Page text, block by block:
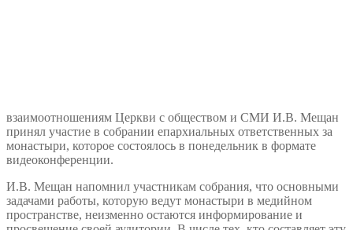
взаимоотношениям Церкви с обществом и СМИ И.В. Мещан
принял участие в собрании епархиальных ответственных за
монастыри, которое состоялось в понедельник в формате
видеоконференции.
И.В. Мещан напомнил участникам собрания, что основными
задачами работы, которую ведут монастыри в медийном
пространстве, неизменно остаются информирование и